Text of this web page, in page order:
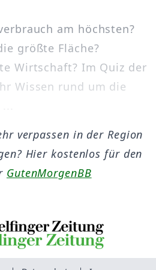
am höchsten?
größte Fläche?
Wirtschaft? Im Quiz der
Wissen rund um die
verpassen in der Region
Hier kostenlos für den
GutenMorgenBB